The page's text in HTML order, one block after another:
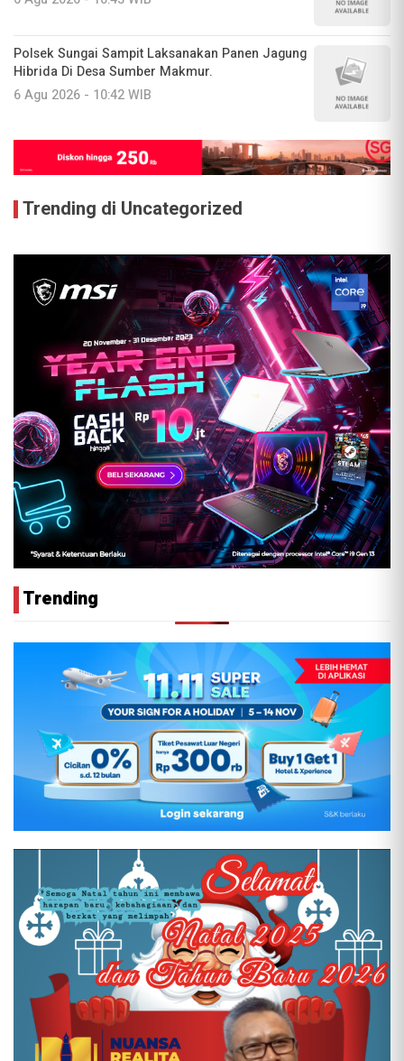
Polsek Sungai Sampit Laksanakan Panen Jagung
Hibrida Di Desa Sumber Makmur.
6 Agu 2026 - 10:42 WIB
Trending di Uncategorized
Trending